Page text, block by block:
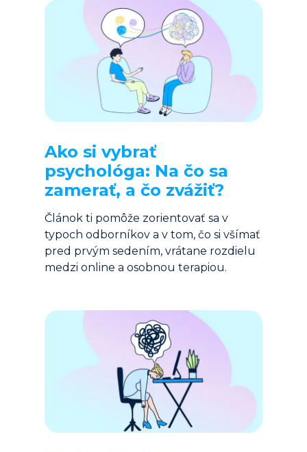
Ako si vybrať
psychológa: Na čo sa
zamerať, a čo zvážiť?
Článok ti pomôže zorientovať sa v
typoch odborníkov a v tom, čo si všímať
pred prvým sedením, vrátane rozdielu
medzi online a osobnou terapiou.